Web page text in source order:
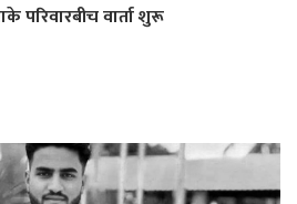
परिवारबीच वार्ता शुरू